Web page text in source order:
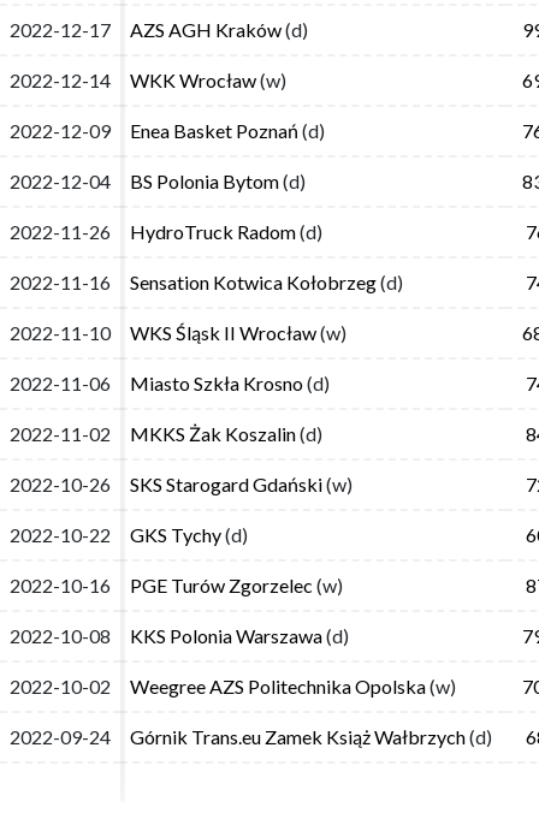
2022-12-17 AZS AGH Kraków(d)
2022-12-14 WKK Wrocław(w)
2022-12-09 Enea Basket Poznań (d)
2022-12-04 BS Polonia Bytom(d)
2022-11-26 HydroTruck Radom(d)
2022-11-16 Sensation Kotwica Kołobrzeg(d)
2022-11-10 WKS Śląsk II Wrocław(w)
2022-11-06 Miasto Szkła Krosno(d)
2022-11-02 MKKS Żak Koszalin(d)
2022-10-26 SKS Starogard Gdański(w)
2022-10-22 GKS Tychy(d)
2022-10-16 PGE Turów Zgorzelec (w)
2022-10-08 KKS Polonia Warszawa(d)
2022-10-02 Weegree AZS Politechnika Opolska(w)
2022-09-24 Górnik Trans.eu Zamek Książ Wałbrzych(d)
2022-12-17 AZS AGH Kraków(d)
2022-12-14 WKK Wrocław(w)
2022-12-09 Enea Basket Poznań (d)
2022-12-04 BS Polonia Bytom(d)
2022-11-26 HydroTruck Radom(d)
2022-11-16 Sensation Kotwica Kołobrzeg(d)
2022-11-10 WKS Śląsk II Wrocław(w)
2022-11-06 Miasto Szkła Krosno(d)
2022-11-02 MKKS Żak Koszalin(d)
2022-10-26 SKS Starogard Gdański(w)
2022-10-22 GKS Tychy(d)
2022-10-16 PGE Turów Zgorzelec (w)
2022-10-08 KKS Polonia Warszawa(d)
2022-10-02 Weegree AZS Politechnika Opolska(w)
2022-09-24 Górnik Trans.eu Zamek Książ Wałbrzych(d)